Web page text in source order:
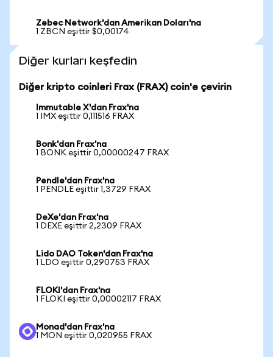
Zebec Network'dan Amerikan Doları'na
1 ZBCN eşittir $0,00174
Diğer kurları keşfedin
Diğer kripto coinleri Frax (FRAX) coin'e çevirin
Immutable X'dan Frax'na
1 IMX eşittir 0,111516 FRAX
Bonk'dan Frax'na
1 BONK eşittir 0,00000247 FRAX
Pendle'dan Frax'na
1 PENDLE eşittir 1,3729 FRAX
DeXe'dan Frax'na
1 DEXE eşittir 2,2309 FRAX
Lido DAO Token'dan Frax'na
1 LDO eşittir 0,290753 FRAX
FLOKI'dan Frax'na
1 FLOKI eşittir 0,00002117 FRAX
Monad'dan Frax'na
1 MON eşittir 0,020955 FRAX